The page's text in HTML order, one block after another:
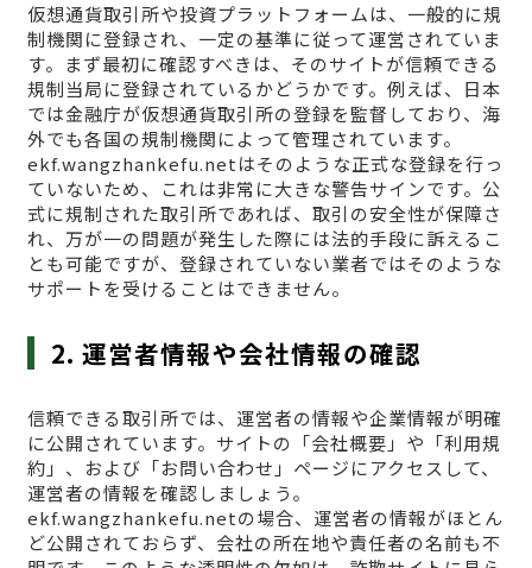
仮想通貨取引所や投資プラットフォームは、一般的に規
制機関に登録され、一定の基準に従って運営されていま
す。まず最初に確認すべきは、そのサイトが信頼できる
規制当局に登録されているかどうかです。例えば、日本
では金融庁が仮想通貨取引所の登録を監督しており、海
外でも各国の規制機関によって管理されています。
ekf.wangzhankefu.netはそのような正式な登録を行っ
ていないため、これは非常に大きな警告サインです。公
式に規制された取引所であれば、取引の安全性が保障さ
れ、万が一の問題が発生した際には法的手段に訴えるこ
とも可能ですが、登録されていない業者ではそのような
サポートを受けることはできません。
2. 運営者情報や会社情報の確認
信頼できる取引所では、運営者の情報や企業情報が明確
に公開されています。サイトの「会社概要」や「利用規
約」、および「お問い合わせ」ページにアクセスして、
運営者の情報を確認しましょう。
ekf.wangzhankefu.netの場合、運営者の情報がほとん
ど公開されておらず、会社の所在地や責任者の名前も不